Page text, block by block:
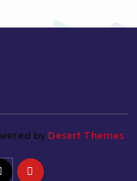
by Desert Themes